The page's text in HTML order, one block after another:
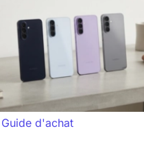
Guide d'achat